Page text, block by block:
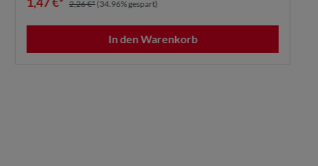
2,26 €*(34.96% gespart)
In den Warenkorb